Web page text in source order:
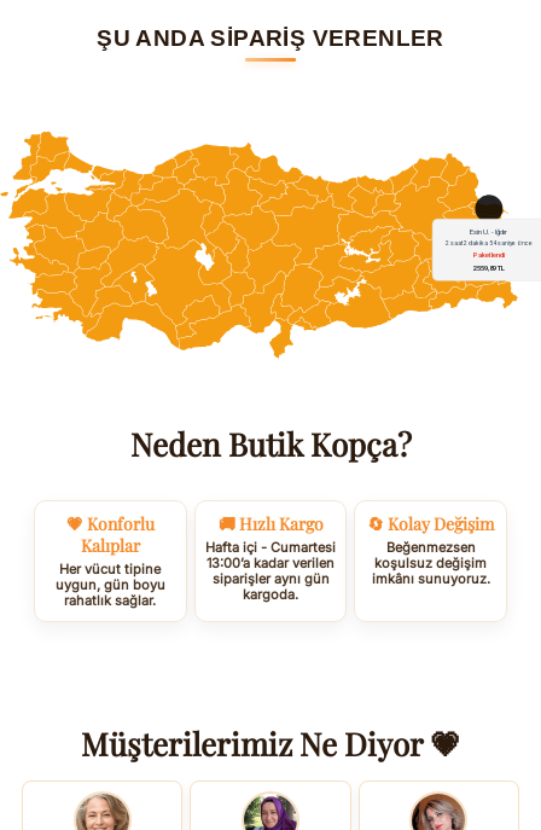
ŞU ANDA SİPARİŞ VERENLER
Neden Butik Kopça?
💗 Konforlu
Kalıplar
Her vücut tipine
uygun, gün boyu
rahatlık sağlar.
🚚 Hızlı Kargo
Hafta içi - Cumartesi
13:00’a kadar verilen
siparişler aynı gün
kargoda.
🔄 Kolay Değişim
Beğenmezsen
koşulsuz değişim
imkânı sunuyoruz.
Müşterilerimiz Ne Diyor 💗